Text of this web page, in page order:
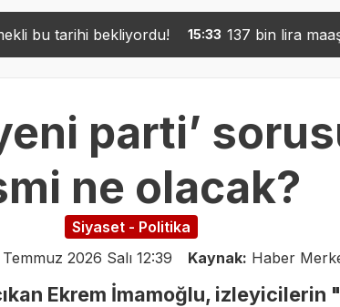
15:33 137 bin lira maaşa rağmen
parti’
ne olacak?
Siyaset - Politika
2026 Salı 12:39 Kaynak: Haber
Ekrem İmamoğlu, izleyicilerin